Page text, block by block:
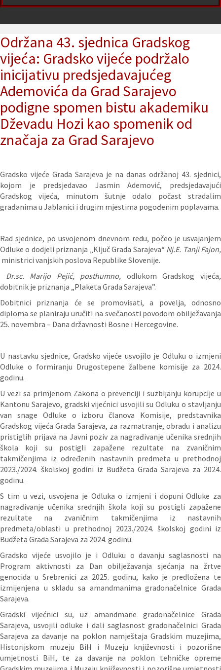
Održana 43. sjednica Gradskog
vijeća: Gradsko vijeće podržalo
inicijativu predsjedavajućeg
Ademovića da Grad Sarajevo
podigne spomen bistu akademiku
Dževadu Hozi kao spomenik od
značaja za Grad Sarajevo
Gradsko vijeće Grada Sarajeva je na danas održanoj 43. sjednici,
kojom je predsjedavao Jasmin Ademović, predsjedavajući
Gradskog vijeća, minutom šutnje odalo počast stradalim
građanima u Jablanici i drugim mjestima pogođenim poplavama.
Rad sjednice, po usvojenom dnevnom redu, počeo je usvajanjem
Odluke o dodjeli priznanja „Ključ Grada Sarajeva“ Nj.E. Tanji Fajon,
ministrici vanjskih poslova Republike Slovenije.
Dr.sc. Marijo Pejić, posthumno, odlukom Gradskog vijeća,
dobitnik je priznanja „Plaketa Grada Sarajeva”.
Dobitnici priznanja će se promovisati, a povelja, odnosno
diploma se planiraju uručiti na svečanosti povodom obilježavanja
25. novembra – Dana državnosti Bosne i Hercegovine.
U nastavku sjednice, Gradsko vijeće usvojilo je Odluku o izmjeni
Odluke o formiranju Drugostepene žalbene komisije za 2024.
godinu.
U vezi sa primjenom Zakona o prevenciji i suzbijanju korupcije u
Kantonu Sarajevo, gradski vijećnici usvojili su Odluku o stavljanju
van snage Odluke o izboru članova Komisije, predstavnika
Gradskog vijeća Grada Sarajeva, za razmatranje, obradu i analizu
pristiglih prijava na Javni poziv za nagrađivanje učenika srednjih
škola koji su postigli zapažene rezultate na zvaničnim
takmičenjima iz određenih nastavnih predmeta u prethodnoj
2023./2024. školskoj godini iz Budžeta Grada Sarajeva za 2024.
godinu.
S tim u vezi, usvojena je Odluka o izmjeni i dopuni Odluke za
nagrađivanje učenika srednjih škola koji su postigli zapažene
rezultate na zvaničnim takmičenjima iz nastavnih
predmeta/oblasti u prethodnoj 2023./2024. školskoj godini iz
Budžeta Grada Sarajeva za 2024. godinu.
Gradsko vijeće usvojilo je i Odluku o davanju saglasnosti na
Program aktivnosti za Dan obilježavanja sjećanja na žrtve
genocida u Srebrenici za 2025. godinu, kako je predložena te
izmijenjena u skladu sa amandmanima gradonačelnice Grada
Sarajeva.
Gradski vijećnici su, uz amandmane gradonačelnice Grada
Sarajeva, usvojili odluke i dali saglasnost gradonačelnici Grada
Sarajeva za davanje na poklon namještaja Gradskim muzejima,
Historijskom muzeju BiH i Muzeju književnosti i pozorišne
umjetnosti BiH, te za davanje na poklon tehničke opreme